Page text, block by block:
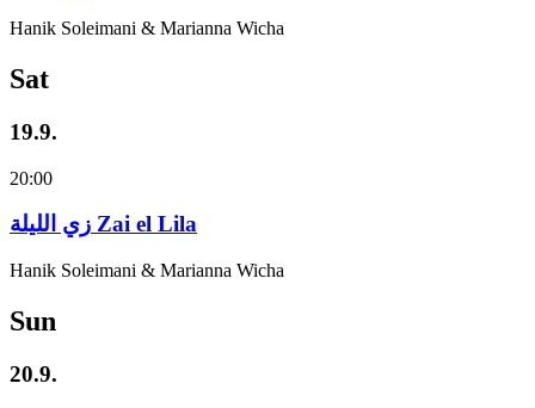
Hanik Soleimani & Marianna Wicha
Sat
19.9.
20:00
زي‌ اللیلة Zai el Lila
Hanik Soleimani & Marianna Wicha
Sun
20.9.